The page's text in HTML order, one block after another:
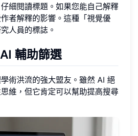
細閱讀標題。如果您能自己解釋
者解釋的影響。這種「視覺優
人員的標誌。
輔助篩選
術洪流的強大盟友。雖然 AI 絕
維，但它肯定可以幫助提高搜尋